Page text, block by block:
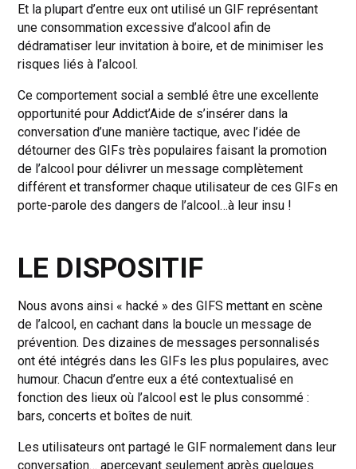
Et la plupart d’entre eux ont utilisé un GIF représentant
une consommation excessive d’alcool afin de
dédramatiser leur invitation à boire, et de minimiser les
risques liés à l’alcool.
Ce comportement social a semblé être une excellente
opportunité pour Addict’Aide de s’insérer dans la
conversation d’une manière tactique, avec l’idée de
détourner des GIFs très populaires faisant la promotion
de l’alcool pour délivrer un message complètement
différent et transformer chaque utilisateur de ces GIFs en
porte-parole des dangers de l’alcool…à leur insu !
LE DISPOSITIF
Nous avons ainsi « hacké » des GIFS mettant en scène
de l’alcool, en cachant dans la boucle un message de
prévention. Des dizaines de messages personnalisés
ont été intégrés dans les GIFs les plus populaires, avec
humour. Chacun d’entre eux a été contextualisé en
fonction des lieux où l’alcool est le plus consommé :
bars, concerts et boîtes de nuit.
Les utilisateurs ont partagé le GIF normalement dans leur
conversation… apercevant seulement après quelques